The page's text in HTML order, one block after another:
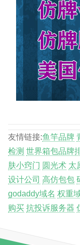
友情链接:鱼竿品牌
检测 世界箱包品牌
肤小窍门 圆光术 太
设计公司 高仿包包
godaddy域名 权重
购买 抗投诉服务器